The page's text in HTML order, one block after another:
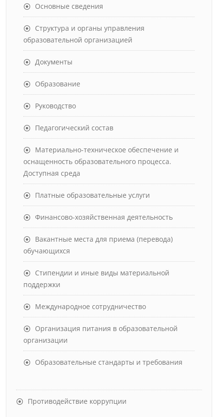
Основные сведения
Структура и органы управления
образовательной организацией
Документы
Образование
Руководство
Педагогический состав
Материально-техническое обеспечение и
оснащенность образовательного процесса.
Доступная среда
Платные образовательные услуги
Финансово-хозяйственная деятельность
Вакантные места для приема (перевода)
обучающихся
Стипендии и иные виды материальной
поддержки
Международное сотрудничество
Организация питания в образовательной
организации
Образовательные стандарты и требования
Противодействие коррупции